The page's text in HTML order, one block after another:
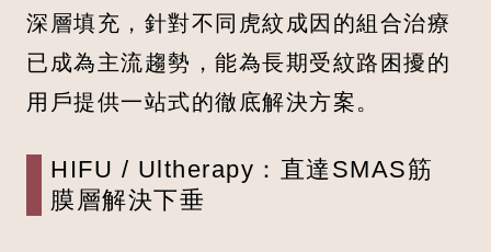
深層填充，針對不同虎紋成因的組合治療
已成為主流趨勢，能為長期受紋路困擾的
用戶提供一站式的徹底解決方案。
HIFU / Ultherapy：直達SMAS筋
膜層解決下垂